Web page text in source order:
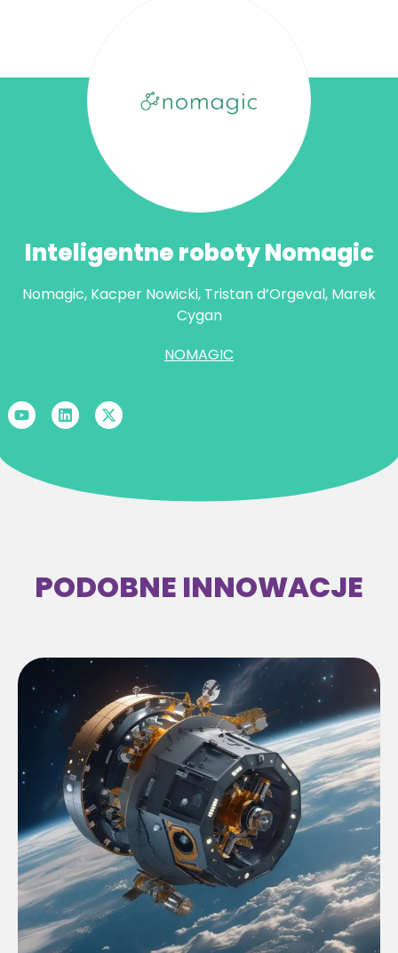
Inteligentne roboty Nomagic
Nomagic, Kacper Nowicki, Tristan d’Orgeval, Marek
Cygan
NOMAGIC
PODOBNE INNOWACJE